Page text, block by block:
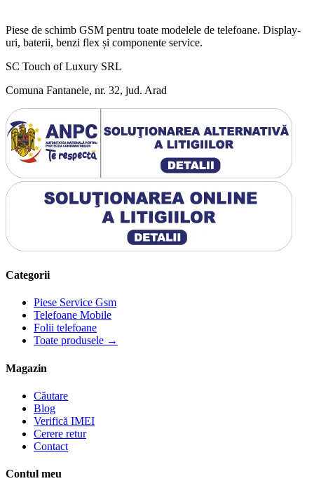
Piese de schimb GSM pentru toate modelele de telefoane. Display-
uri, baterii, benzi flex și componente service.
SC Touch of Luxury SRL
Comuna Fantanele, nr. 32, jud. Arad
Categorii
Piese Service Gsm
Telefoane Mobile
Folii telefoane
Toate produsele →
Magazin
Căutare
Blog
Verifică IMEI
Cerere retur
Contact
Contul meu